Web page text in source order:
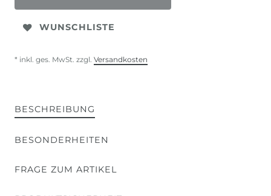
WUNSCHLISTE
* inkl. ges. MwSt. zzgl. Versandkosten
BESCHREIBUNG
BESONDERHEITEN
FRAGE ZUM ARTIKEL